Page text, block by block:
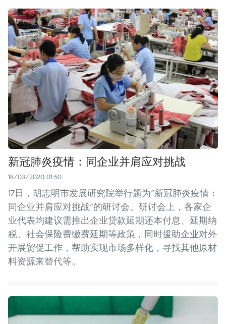
新冠肺炎疫情：同企业并肩应对挑战
18/03/2020 01:50
17日，胡志明市发展研究院举行题为“新冠肺炎疫情：
同企业并肩应对挑战”的研讨会。研讨会上，各家企
业代表均建议需推出企业贷款延期还本付息、延期纳
税、社会保险费缴费延期等政策，同时援助企业对外
开展贸促工作，帮助实现市场多样化，寻找其他原材
料资源来替代等。